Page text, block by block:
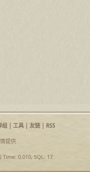
组| 工具| 友链| RSS
提供
Time: 0.010, SQL: 17